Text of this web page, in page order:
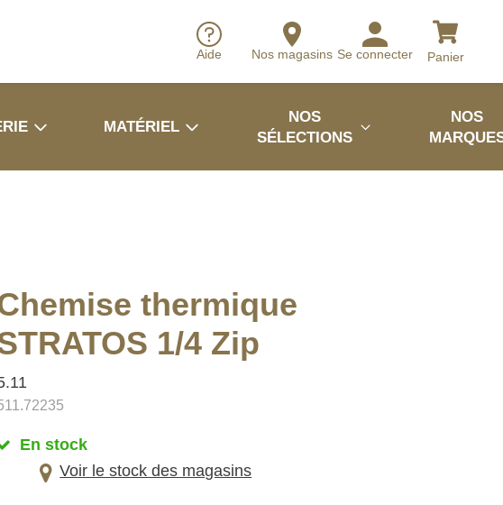
Aide Nos magasins Se connecter Panier
MATÉRIEL
NOS
SÉLECTIONS
NOS
thermique
1/4 Zip
En stock
Voir le stock des magasins